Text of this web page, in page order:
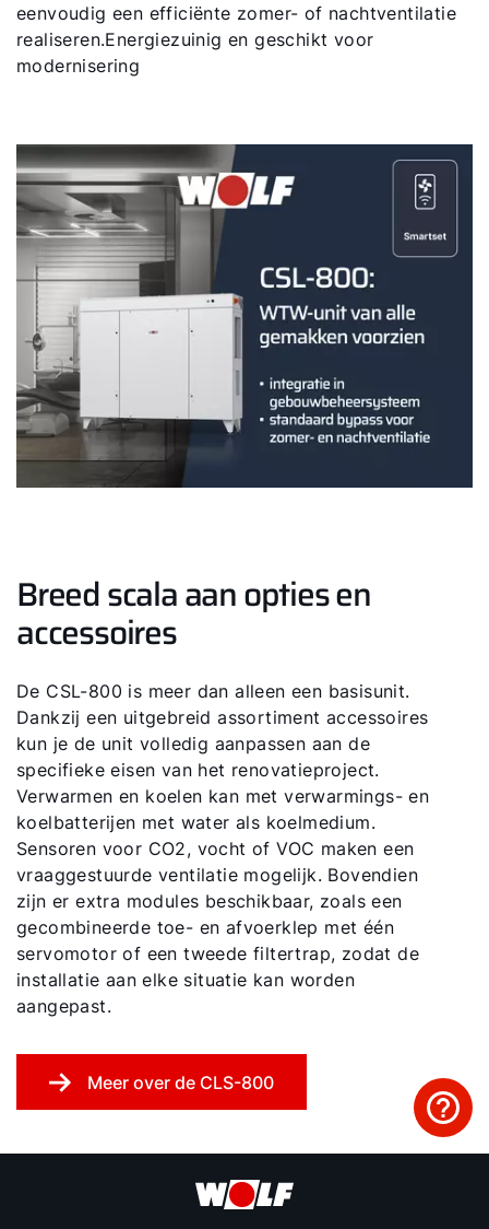
eenvoudig een efficiënte zomer- of nachtventilatie
realiseren.Energiezuinig en geschikt voor
modernisering
Breed scala aan opties en
accessoires
De CSL-800 is meer dan alleen een basisunit.
Dankzij een uitgebreid assortiment accessoires
kun je de unit volledig aanpassen aan de
specifieke eisen van het renovatieproject.
Verwarmen en koelen kan met verwarmings- en
koelbatterijen met water als koelmedium.
Sensoren voor CO2, vocht of VOC maken een
vraaggestuurde ventilatie mogelijk. Bovendien
zijn er extra modules beschikbaar, zoals een
gecombineerde toe- en afvoerklep met één
servomotor of een tweede filtertrap, zodat de
installatie aan elke situatie kan worden
aangepast.
Meer over de CLS-800